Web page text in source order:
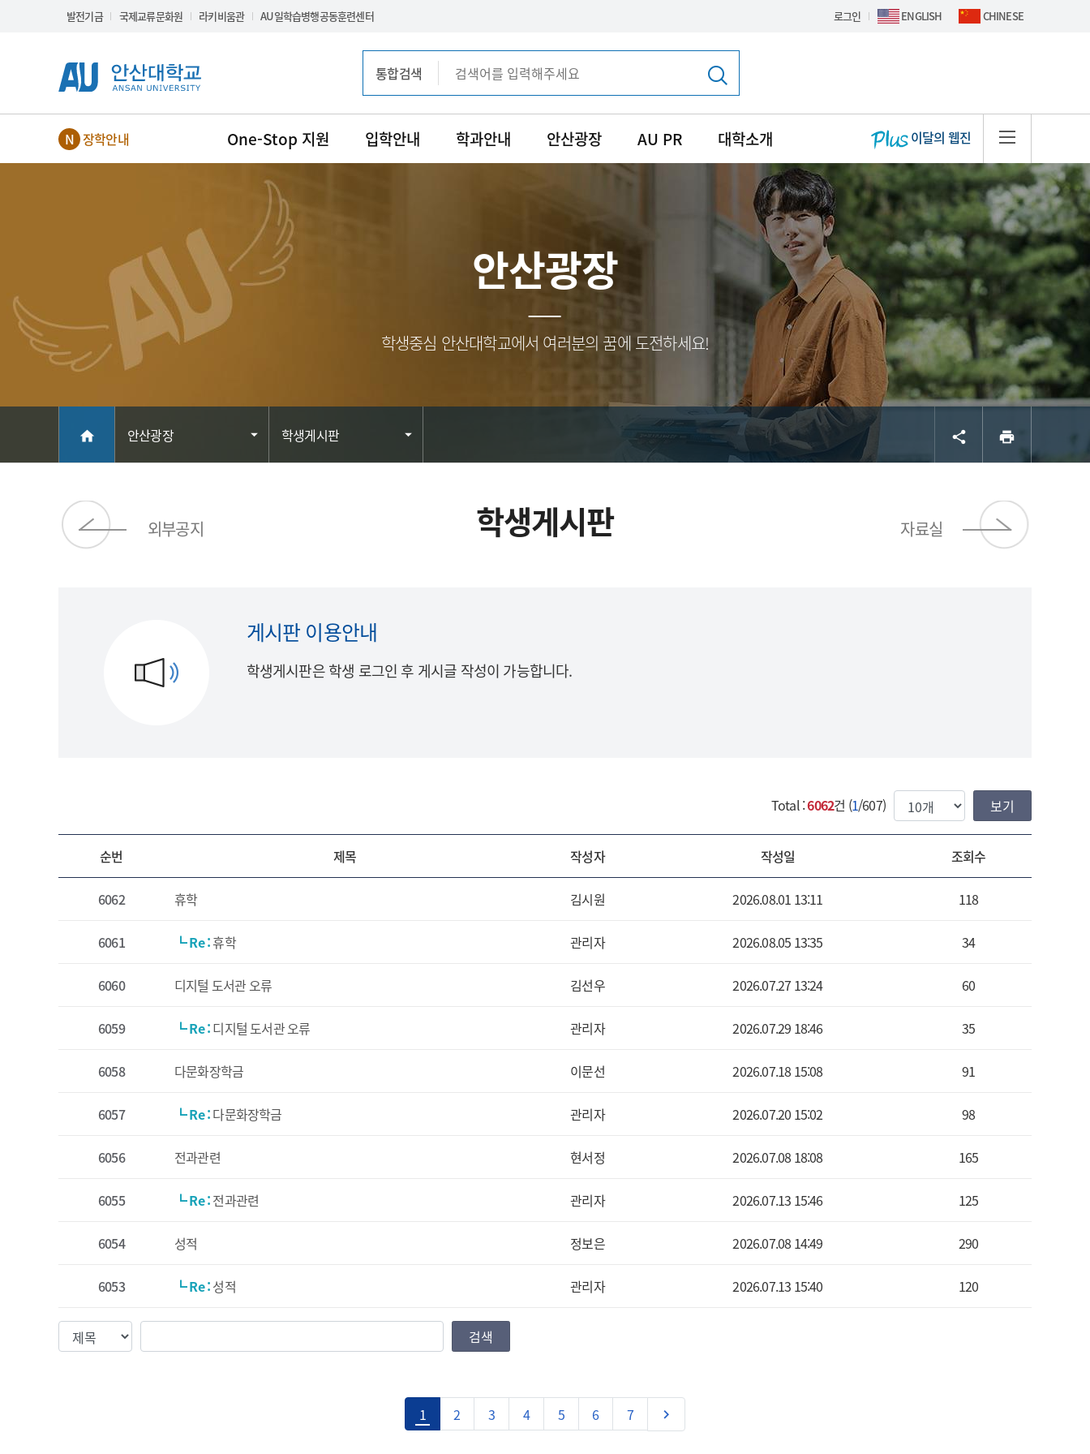
Skip Menu
발전기금 국제교류문화원 라키비움관 AU일학습병행공동훈련센터 로그인 ENGLISH CHINESE
통합검색
통합검색
NEW장학안내 One-Stop 지원 입학안내 학과안내 안산광장 AU PR 대학소개 이달의 웹진 사이트맵
안산광장
학생중심 안산대학교에서 여러분의 꿈에 도전하세요!
서브
home 안산광장 학생게시판 share print
외부공지 학생게시판 자료실
게시판 이용안내
학생게시판은 학생 로그인 후 게시글 작성이 가능합니다.
Total :6062건 (1/607) 한번에 보여질 게시물 갯수
순번 제목 작성자 작성일 조회수
6062 휴학 김시원 2026.08.01 13:11 118
6061 ┗ Re :휴학 관리자 2026.08.05 13:35 34
6060 디지털 도서관 오류 김선우 2026.07.27 13:24 60
6059 ┗ Re :디지털 도서관 오류 관리자 2026.07.29 18:46 35
6058 다문화장학금 이문선 2026.07.18 15:08 91
6057 ┗ Re :다문화장학금 관리자 2026.07.20 15:02 98
6056 전과관련 현서정 2026.07.08 18:08 165
6055 ┗ Re :전과관련 관리자 2026.07.13 15:46 125
6054 성적 정보은 2026.07.08 14:49 290
6053 ┗ Re :성적 관리자 2026.07.13 15:40 120
검색조건 검색값 검색
1 2 3 4 5 6 7 keyboard_arrow_right